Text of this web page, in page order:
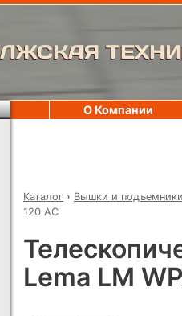
Каталог › Вышки и подъемники
120 AC
Lema LM
О Компании